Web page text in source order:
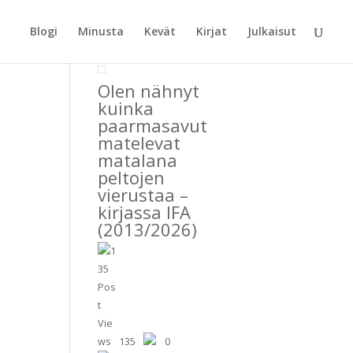
Blogi Minusta Kevät Kirjat Julkaisut
Olen nähnyt
kuinka
paarmasavut
matelevat
matalana
peltojen
vierustaa –
kirjassa IFA
(2013/2026)
135 0